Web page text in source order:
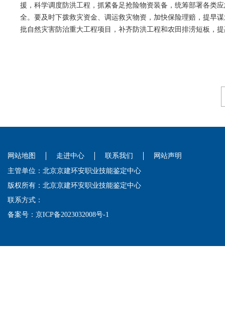
援，科学调度防洪工程，抓紧备足抢险物资装备，统筹部署各类
全。要及时下拨救灾资金、调运救灾物资，加快保险理赔，提早
批自然灾害防治重大工程项目，补齐防洪工程和农田排涝短板，
网站地图 走进中心 联系我们
网站声明
主管单位：北京京建环安职业技能鉴定中心
版权所有：北京京建环安职业技能鉴定中心
联系方式：
备案号： 京ICP备2023032008号-1